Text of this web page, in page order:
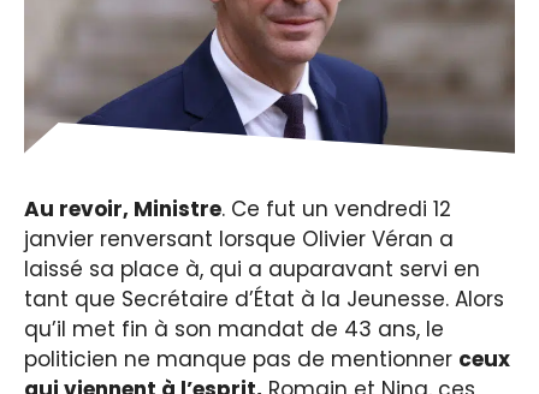
Au revoir, Ministre. Ce fut un vendredi 12
janvier renversant lorsque Olivier Véran a
laissé sa place à, qui a auparavant servi en
tant que Secrétaire d’État à la Jeunesse. Alors
qu’il met fin à son mandat de 43 ans, le
politicien ne manque pas de mentionner ceux